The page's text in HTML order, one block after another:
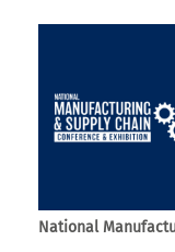
Dublin, Irlanda –
• Feira